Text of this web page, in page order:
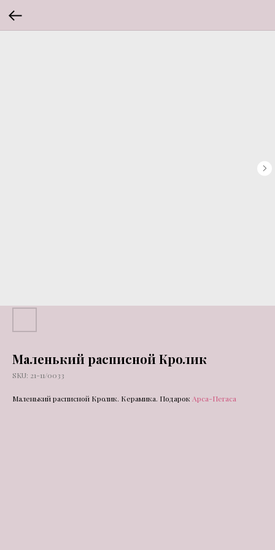
Маленький расписной Кролик
SKU: 21-11/0033
Маленький расписной Кролик. Керамика. Подарок Арса-Пегаса